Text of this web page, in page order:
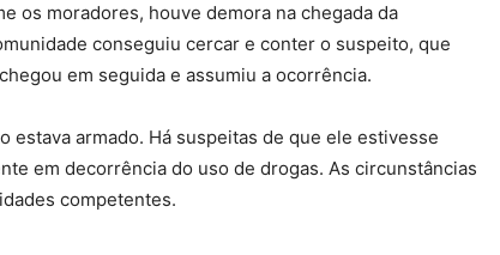
os moradores, houve demora na chegada da
conseguiu cercar e conter o suspeito, que
em seguida e assumiu a ocorrência.
estava armado. Há suspeitas de que ele estivesse
em decorrência do uso de drogas. As circunstâncias
competentes.